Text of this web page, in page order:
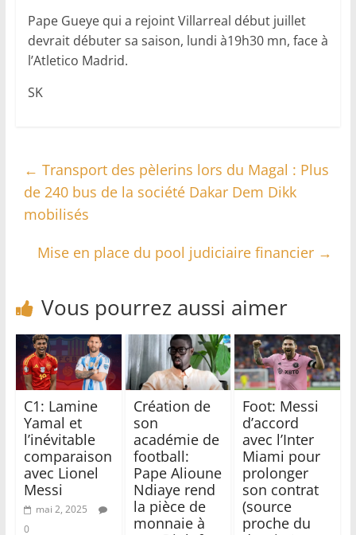
Pape Gueye qui a rejoint Villarreal début juillet
devrait débuter sa saison, lundi à19h30 mn, face à
l’Atletico Madrid.
SK
← Transport des pèlerins lors du Magal : Plus
de 240 bus de la société Dakar Dem Dikk
mobilisés
Mise en place du pool judiciaire financier →
Vous pourrez aussi aimer
C1: Lamine
Yamal et
l’inévitable
comparaison
avec Lionel
Messi
mai 2, 2025
0
Création de
son
académie de
football:
Pape Alioune
Ndiaye rend
la pièce de
monnaie à
Foot: Messi
d’accord
avec l’Inter
Miami pour
prolonger
son contrat
(source
proche du